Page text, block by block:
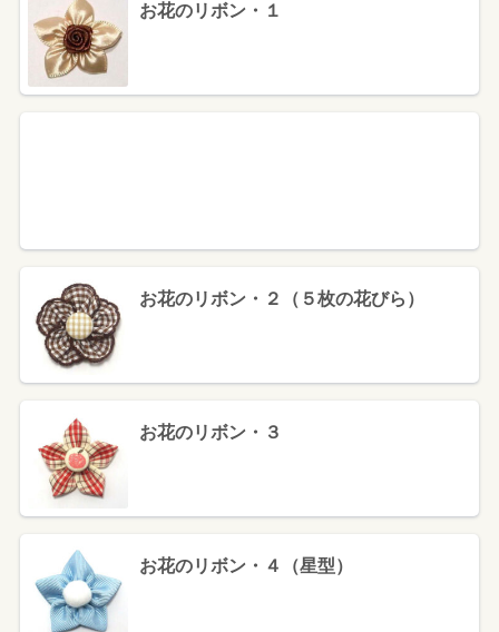
お花のリボン・１
お花のリボン・２（５枚の花びら）
お花のリボン・３
お花のリボン・４（星型）